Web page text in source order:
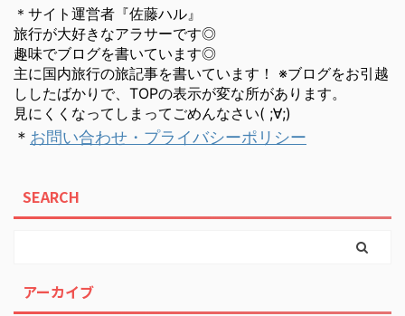
＊サイト運営者『佐藤ハル』
旅行が大好きなアラサーです◎
趣味でブログを書いています◎
主に国内旅行の旅記事を書いています！ ※ブログをお引越
ししたばかりで、TOPの表示が変な所があります。
見にくくなってしまってごめんなさい( ;∀;)
＊ お問い合わせ・プライバシーポリシー
SEARCH
アーカイブ